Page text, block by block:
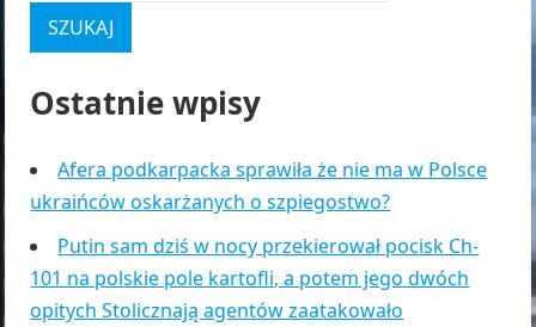
Ostatnie wpisy
Afera podkarpacka sprawiła że nie ma w Polsce
ukraińców oskarżanych o szpiegostwo?
Putin sam dziś w nocy przekierował pocisk Ch-
101 na polskie pole kartofli, a potem jego dwóch
opitych Stolicznają agentów zaatakowało